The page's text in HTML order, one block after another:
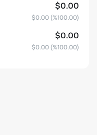
$0.00
$0.00 (%100.00)
$0.00
$0.00 (%100.00)